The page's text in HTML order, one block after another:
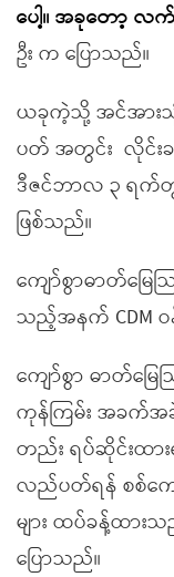
ပေါ့။ အခုတော့ လက်
ဦး က ပြောသည်။
ယခုကဲ့သို့ အင်အားသုံ
ပတ် အတွင်း လိုင်းခ
ဒီဇင်ဘာလ ၃ ရက်တွ
ဖြစ်သည်။
ကျော်စွာဓာတ်မြေ
သည့်အနက် CDM ဝ
ကျော်စွာ ဓာတ်မ
ကုန်ကြမ်း အခက်အ
တည်း ရပ်ဆိုင်းထာ
လည်ပတ်ရန် စစ်ကေ
များ ထပ်ခန့်ထား
ပြောသည်။